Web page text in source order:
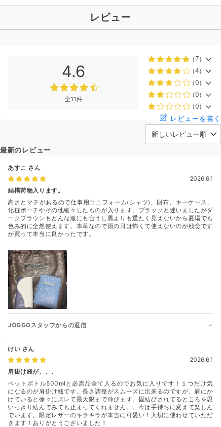
レビュー
4.6
全11件
（7）
（4）
（0）
（0）
（0）
レビューを書く
最新のレビュー
あすこ さん
2026.6.1
結構荷物入ります。
高さとマチがあるので仕事用ユニフォーム(シャツ)、財布、キーケース、
化粧ポーチやその他細々したものが入ります。ブラックと迷いましたがダ
ークブラウンもどんな服にも合うし黒よりも重たく見えないから夏場でも
色み的に全然使えます。本革なので雨の日は怖くて使えないのが残念です
が買って本当に良かったです。
JOGGOスタッフからの返信
けい さん
2026.6.1
肩掛け紐が、、、
ペットボトル500mlと必需品全て入るのでお気に入りです！１つだけ気
になるのが肩掛け紐です。長さ調整がスムーズに出来るのですが、肩にか
けていると徐々にズレて最大限まで伸びます。固結びされてるところを思
いっきり結んでみても止まってくれません。。今は手持ちに変えて楽しん
でいます。限定レザーのキラキラが本当に可愛い！大切に使わせていただ
きます！ありがとうございました！